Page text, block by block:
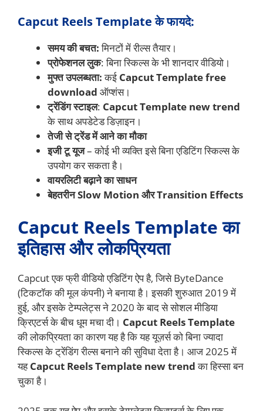
Capcut Reels Template के फायदे:
समय की बचत:मिनटों में रील्स तैयार।
प्रोफेशनल लुक: बिना स्किल्स के भी शानदार वीडियो।
मुफ्त उपलब्धता:कई Capcut Template free
download ऑप्शंस।
ट्रेंडिंग स्टाइल: Capcut Template new trend
के साथ अपडेटेड डिज़ाइन।
तेजी से ट्रेंड में आने का मौका
इजी टू यूज– कोई भी व्यक्ति इसे बिना एडिटिंग स्किल्स के
उपयोग कर सकता है।
वायरलिटी बढ़ाने का साधन
बेहतरीन Slow Motion और Transition Effects
Capcut Reels Template का
इतिहास और लोकप्रियता
Capcut एक फ्री वीडियो एडिटिंग ऐप है, जिसे ByteDance
(टिकटॉक की मूल कंपनी) ने बनाया है। इसकी शुरुआत 2019 में
हुई, और इसके टेम्पलेट्स ने 2020 के बाद से सोशल मीडिया
क्रिएटर्स के बीच धूम मचा दी। Capcut Reels Template
की लोकप्रियता का कारण यह है कि यह यूज़र्स को बिना ज्यादा
स्किल्स के ट्रेंडिंग रील्स बनाने की सुविधा देता है। आज 2025 में
यहCapcut Reels Template new trendका हिस्सा बन
चुका है।